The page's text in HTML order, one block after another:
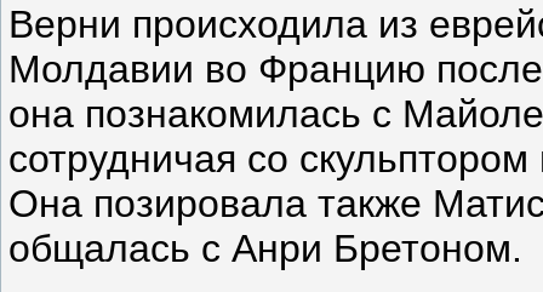
Верни происходила из
Молдавии во Францию
она познакомилась с
сотрудничая со
Она позировала также
общалась с Анри Бретоном.